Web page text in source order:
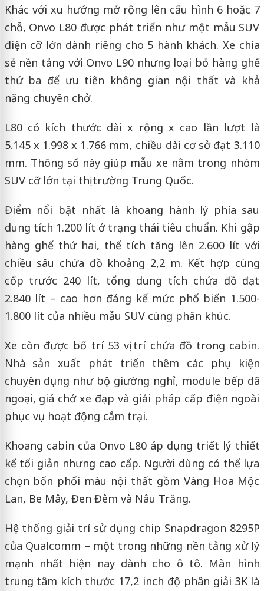
Khác với xu hướng mở rộng lên cấu hình 6 hoặc 7
chỗ, Onvo L80 được phát triển như một mẫu SUV
điện cỡ lớn dành riêng cho 5 hành khách. Xe chia
sẻ nền tảng với Onvo L90 nhưng loại bỏ hàng ghế
thứ ba để ưu tiên không gian nội thất và khả
năng chuyên chở.
L80 có kích thước dài x rộng x cao lần lượt là
5.145 x 1.998 x 1.766 mm, chiều dài cơ sở đạt 3.110
mm. Thông số này giúp mẫu xe nằm trong nhóm
SUV cỡ lớn tại thị trường Trung Quốc.
Điểm nổi bật nhất là khoang hành lý phía sau
dung tích 1.200 lít ở trạng thái tiêu chuẩn. Khi gập
hàng ghế thứ hai, thể tích tăng lên 2.600 lít với
chiều sâu chứa đồ khoảng 2,2 m. Kết hợp cùng
cốp trước 240 lít, tổng dung tích chứa đồ đạt
2.840 lít – cao hơn đáng kể mức phổ biến 1.500-
1.800 lít của nhiều mẫu SUV cùng phân khúc.
Xe còn được bố trí 53 vị trí chứa đồ trong cabin.
Nhà sản xuất phát triển thêm các phụ kiện
chuyên dụng như bộ giường nghỉ, module bếp dã
ngoại, giá chở xe đạp và giải pháp cấp điện ngoài
phục vụ hoạt động cắm trại.
Khoang cabin của Onvo L80 áp dụng triết lý thiết
kế tối giản nhưng cao cấp. Người dùng có thể lựa
chọn bốn phối màu nội thất gồm Vàng Hoa Mộc
Lan, Be Mây, Đen Đêm và Nâu Trăng.
Hệ thống giải trí sử dụng chip Snapdragon 8295P
của Qualcomm – một trong những nền tảng xử lý
mạnh nhất hiện nay dành cho ô tô. Màn hình
trung tâm kích thước 17,2 inch độ phân giải 3K là